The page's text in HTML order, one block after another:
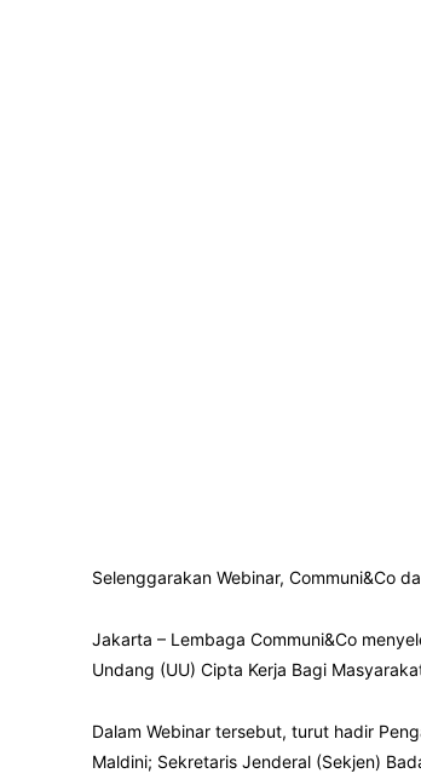
Selenggarakan Webinar, Communi&Co
Jakarta – Lembaga Communi&Co
Undang (UU) Cipta Kerja Bagi
Dalam Webinar tersebut, turut hadir
Maldini; Sekretaris Jenderal (Sekjen)